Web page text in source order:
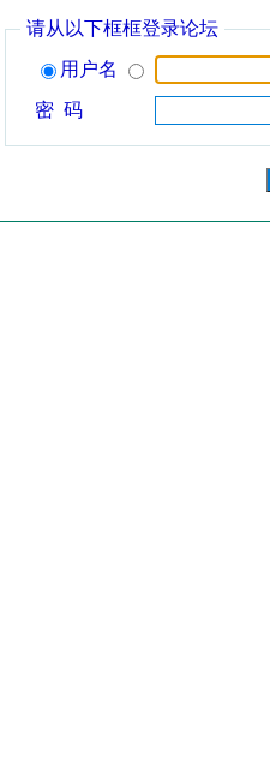
请从以下框框登录论坛
用户名
密 码